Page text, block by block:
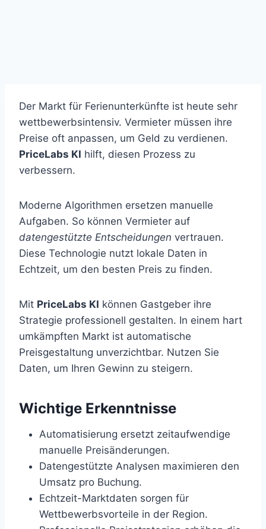
Der Markt für Ferienunterkünfte ist heute sehr
wettbewerbsintensiv. Vermieter müssen ihre
Preise oft anpassen, um Geld zu verdienen.
PriceLabs KI hilft, diesen Prozess zu
verbessern.
Moderne Algorithmen ersetzen manuelle
Aufgaben. So können Vermieter auf
datengestützte Entscheidungen vertrauen.
Diese Technologie nutzt lokale Daten in
Echtzeit, um den besten Preis zu finden.
Mit PriceLabs KI können Gastgeber ihre
Strategie professionell gestalten. In einem hart
umkämpften Markt ist automatische
Preisgestaltung unverzichtbar. Nutzen Sie
Daten, um Ihren Gewinn zu steigern.
Wichtige Erkenntnisse
Automatisierung ersetzt zeitaufwendige
manuelle Preisänderungen.
Datengestützte Analysen maximieren den
Umsatz pro Buchung.
Echtzeit-Marktdaten sorgen für
Wettbewerbsvorteile in der Region.